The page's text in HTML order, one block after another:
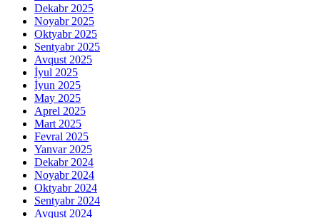
Dekabr 2025
Noyabr 2025
Oktyabr 2025
Sentyabr 2025
Avqust 2025
İyul 2025
İyun 2025
May 2025
Aprel 2025
Mart 2025
Fevral 2025
Yanvar 2025
Dekabr 2024
Noyabr 2024
Oktyabr 2024
Sentyabr 2024
Avqust 2024